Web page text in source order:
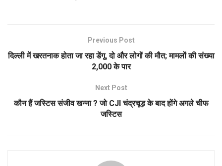
Previous Post
दिल्ली में खरतनाक होता जा रहा डेंगू, दो और लोगों की मौत; मामलों की संख्या
2,000 के पार
Next Post
कौन हैं जस्टिस संजीव खन्ना ? जो CJI चंद्रचूड़ के बाद होंगे अगले चीफ
जस्टिस